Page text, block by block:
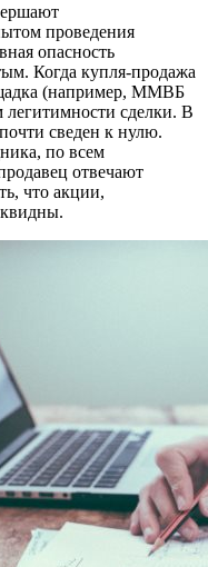
проведения
опасность
Когда купля-продажа
(например, ММВБ
сделки. В
сведен к нулю.
по всем
отвечают
что акции,